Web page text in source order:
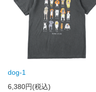
dog-1
6,380円(税込)